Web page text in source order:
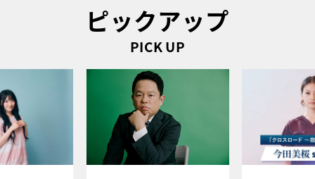
ピックアップ
PICK UP